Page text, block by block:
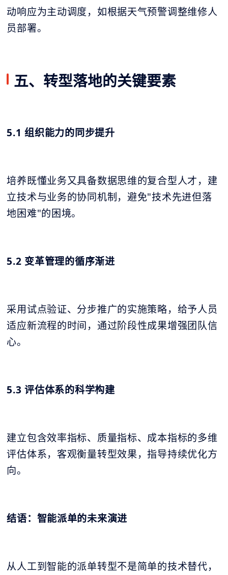
动响应为主动调度，如根据天气预警调整维修人
员部署。
五、转型落地的关键要素
5.1 组织能力的同步提升
培养既懂业务又具备数据思维的复合型人才，建
立技术与业务的协同机制，避免"技术先进但落
地困难"的困境。
5.2 变革管理的循序渐进
采用试点验证、分步推广的实施策略，给予人员
适应新流程的时间，通过阶段性成果增强团队信
心。
5.3 评估体系的科学构建
建立包含效率指标、质量指标、成本指标的多维
评估体系，客观衡量转型效果，指导持续优化方
向。
结语：智能派单的未来演进
从人工到智能的派单转型不是简单的技术替代，